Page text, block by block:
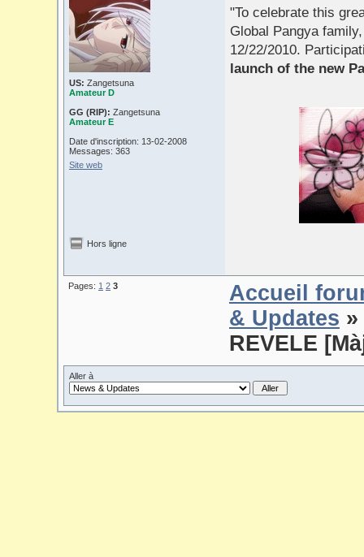
US: Zangetsuna
Amateur D
GG (RIP): Zangetsuna
Amateur E
Date d'inscription: 13-02-2008
Messages: 363
Site web
"To celebrate this
Global Pangya
12/22/2010.
launch of the new
Hors ligne
Pages: 1 2 3
Accueil
& Updates »
REVELE
Aller à